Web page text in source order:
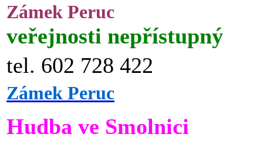
Zámek Peruc
veřejnosti nepřístupný
tel. 602 728 422
Zámek Peruc
Hudba ve Smolnici